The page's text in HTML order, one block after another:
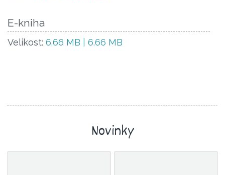
E-kniha
Velikost: 6.66 MB | 6.66 MB
Novinky